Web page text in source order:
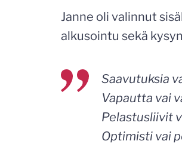
Janne oli valinnut
alkusointu sekä
Saavutuksia
Vapautta vai
Pelastusliivit
Optimisti vai